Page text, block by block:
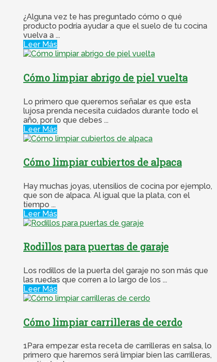
¿Alguna vez te has preguntado cómo o qué
producto podría ayudar a que el suelo de tu cocina
vuelva a ...
Leer Más
Cómo limpiar abrigo de piel vuelta
Lo primero que queremos señalar es que esta
lujosa prenda necesita cuidados durante todo el
año, por lo que debes ...
Leer Más
Cómo limpiar cubiertos de alpaca
Hay muchas joyas, utensilios de cocina por ejemplo,
que son de alpaca. Al igual que la plata, con el
tiempo ...
Leer Más
Rodillos para puertas de garaje
Los rodillos de la puerta del garaje no son más que
las ruedas que corren a lo largo de los ...
Leer Más
Cómo limpiar carrilleras de cerdo
1Para empezar esta receta de carrilleras en salsa, lo
primero que haremos será limpiar bien las carrilleras,